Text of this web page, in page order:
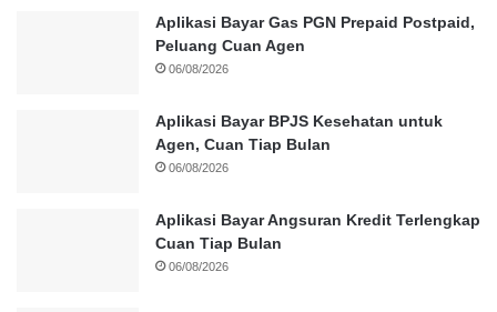
Aplikasi Bayar Gas PGN Prepaid Postpaid,
Peluang Cuan Agen
06/08/2026
Aplikasi Bayar BPJS Kesehatan untuk
Agen, Cuan Tiap Bulan
06/08/2026
Aplikasi Bayar Angsuran Kredit Terlengkap
Cuan Tiap Bulan
06/08/2026